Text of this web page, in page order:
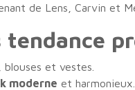
de Lens, Carvin et
et vestes.
moderne et harmonieux.